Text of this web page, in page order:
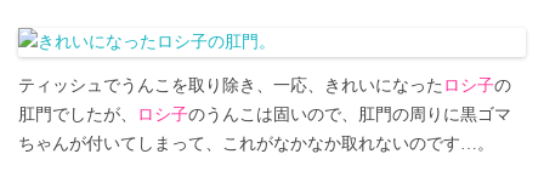
ティッシュでうんこを取り除き、一応、きれいになった ロシ子の
肛門でしたが、
ロシ子のうんこは固いので、肛門の周りに黒ゴマ
ちゃんが付いてしまって、これがなかなか取れないのです…。